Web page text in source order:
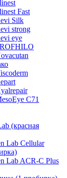
Fast
Silk
strong
eye
C71
(красная
Lab Cellular
Lab ACR-C Plus